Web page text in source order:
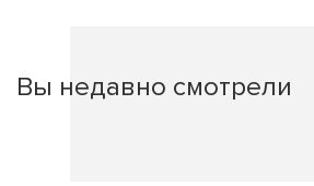
Вы недавно смотрели